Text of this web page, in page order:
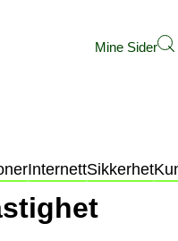
Mine Sider
InternettSikkerhet